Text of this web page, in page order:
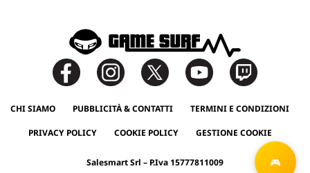
CHI SIAMO PUBBLICITÀ & CONTATTI TERMINI E CONDIZIONI
PRIVACY POLICY COOKIE POLICY GESTIONE COOKIE
Salesmart Srl – P.Iva 15777811009